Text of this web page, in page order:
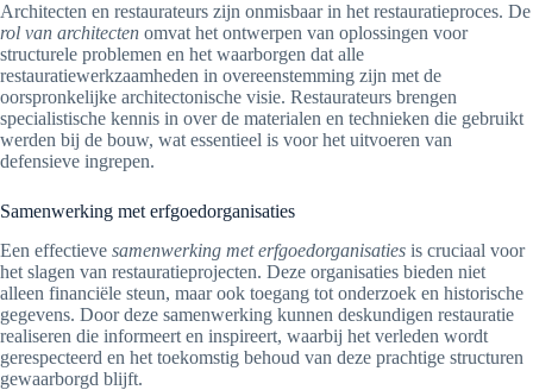
Architecten en restaurateurs zijn onmisbaar in het restauratieproces. De
rol van architecten omvat het ontwerpen van oplossingen voor
structurele problemen en het waarborgen dat alle
restauratiewerkzaamheden in overeenstemming zijn met de
oorspronkelijke architectonische visie. Restaurateurs brengen
specialistische kennis in over de materialen en technieken die gebruikt
werden bij de bouw, wat essentieel is voor het uitvoeren van
defensieve ingrepen.
Samenwerking met erfgoedorganisaties
Een effectieve samenwerking met erfgoedorganisaties is cruciaal voor
het slagen van restauratieprojecten. Deze organisaties bieden niet
alleen financiële steun, maar ook toegang tot onderzoek en historische
gegevens. Door deze samenwerking kunnen deskundigen restauratie
realiseren die informeert en inspireert, waarbij het verleden wordt
gerespecteerd en het toekomstig behoud van deze prachtige structuren
gewaarborgd blijft.